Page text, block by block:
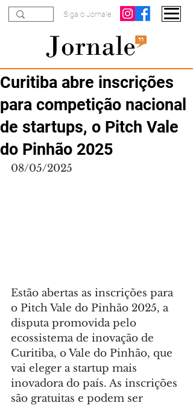
Siga o Jornale
Curitiba abre inscrições
para competição nacional
de startups, o Pitch Vale
do Pinhão 2025
08/05/2025
Estão abertas as inscrições para
o Pitch Vale do Pinhão 2025, a
disputa promovida pelo
ecossistema de inovação de
Curitiba, o Vale do Pinhão, que
vai eleger a startup mais
inovadora do país. As inscrições
são gratuitas e podem ser